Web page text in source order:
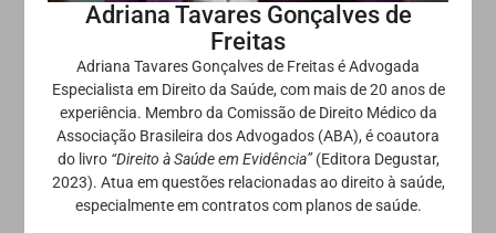
Adriana Tavares Gonçalves de
Freitas
Adriana Tavares Gonçalves de Freitas é Advogada
Especialista em Direito da Saúde, com mais de 20 anos de
experiência. Membro da Comissão de Direito Médico da
Associação Brasileira dos Advogados (ABA), é coautora
do livro “Direito à Saúde em Evidência”(Editora Degustar,
2023). Atua em questões relacionadas ao direito à saúde,
especialmente em contratos com planos de saúde.